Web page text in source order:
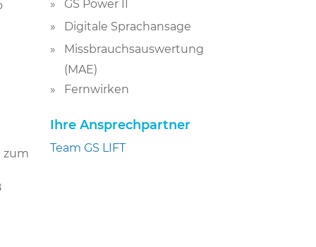
zum
GS Power II
Digitale Sprachansage
Missbrauchsauswertung
(MAE)
Fernwirken
Ihre Ansprechpartner
Team GS LIFT